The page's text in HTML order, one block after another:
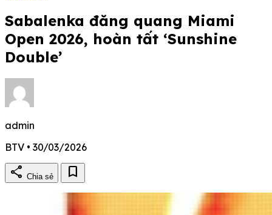
Sabalenka đăng quang Miami
Open 2026, hoàn tất ‘Sunshine
Double’
admin
BTV • 30/03/2026
share Chia sẻ bookmark